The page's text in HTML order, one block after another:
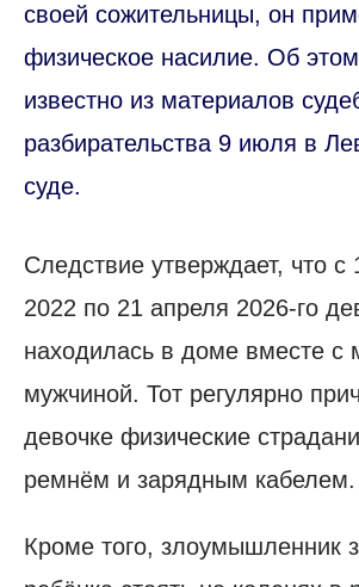
своей сожительницы, он
физическое насилие. Об
известно из материалов
разбирательства 9 июля в
суде.
Следствие утверждает, что с
2022 по 21 апреля 2026-го
находилась в доме вместе с
мужчиной. Тот регулярно
девочке физические
ремнём и зарядным кабелем.
Кроме того, злоумышленник